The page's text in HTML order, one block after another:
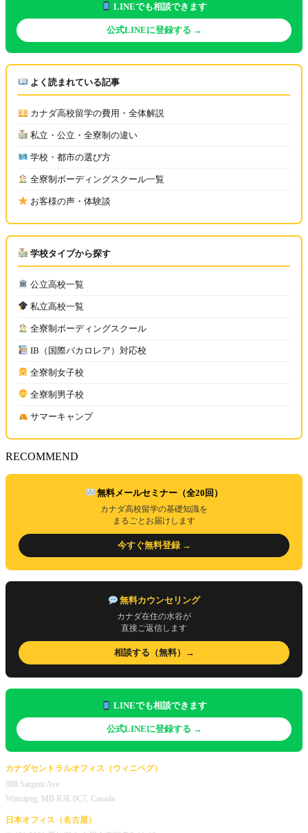
LINEでも相談できます
公式LINEに登録する →
よく読まれている記事
カナダ高校留学の費用・全体解説
私立・公立・全寮制の違い
学校・都市の選び方
全寮制ボーディングスクール一覧
お客様の声・体験談
学校タイプから探す
公立高校一覧
私立高校一覧
全寮制ボーディングスクール
IB（国際バカロレア）対応校
全寮制女子校
全寮制男子校
サマーキャンプ
RECOMMEND
無料メールセミナー（全20回）
カナダ高校留学の基礎知識を
まるごとお届けします
今すぐ無料登録 →
無料カウンセリング
カナダ在住の水谷が
直接ご返信します
相談する（無料）→
LINEでも相談できます
公式LINEに登録する →
カナダセントラルオフィス（ウィニペグ）
888 Sargent Ave
Winnipeg, MB R3E 0C7, Canada
日本オフィス（名古屋）